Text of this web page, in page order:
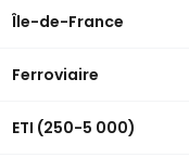
Île-de-France
Ferroviaire
ETI (250-5 000)